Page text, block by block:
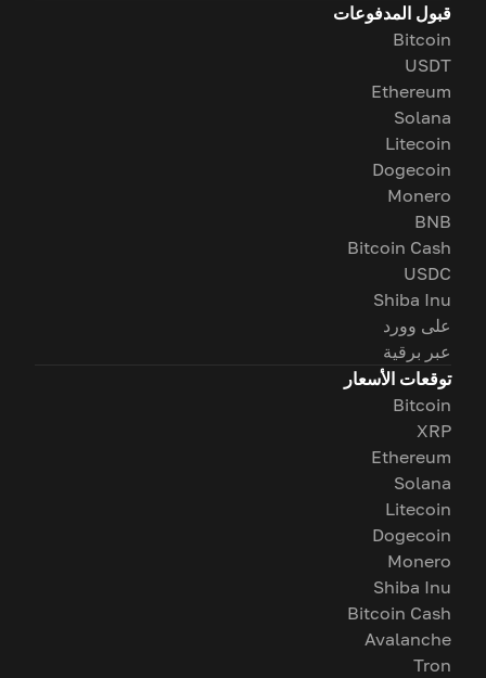
قبول المدفوعات
Bitcoin
USDT
Ethereum
Solana
Litecoin
Dogecoin
Monero
BNB
Bitcoin Cash
USDC
Shiba Inu
على وورد
عبر برقية
توقعات الأسعار
Bitcoin
XRP
Ethereum
Solana
Litecoin
Dogecoin
Monero
Shiba Inu
Bitcoin Cash
Avalanche
Tron